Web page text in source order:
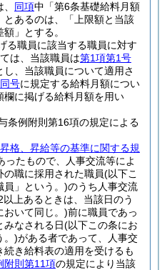
同項中「第6条基礎給料月額
とあるのは、「上限額と当該
」とする。
る職員に該当する職員に対す
は、当該職員は第1項第1号
、当該職員について適用さ
同号に規定する給料月額につい
に掲げる給料月額を用い
条例附則第16項の規定による
格、昇給等の基準に関する規
ったもので、人事交流等によ
の職に採用された職員(以下こ
員」という。)のうち人事交流
上あるときは、当該日のう
おいて同じ。)前に職員であっ
みなされる日(以下この条にお
。)がある者であって、人事交
き給料表の適用を受けるも
附則第11項の規定により当該